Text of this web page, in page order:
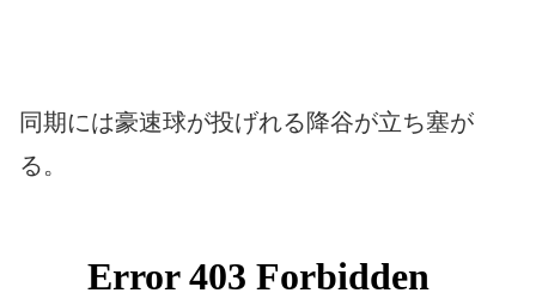
同期には豪速球が投げれる降谷が立ち塞が
る。